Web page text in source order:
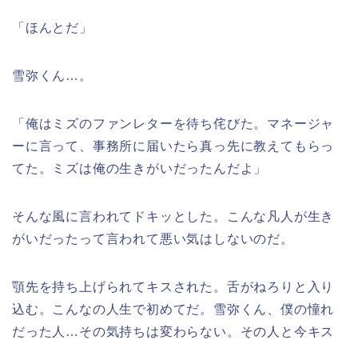
「ほんとだ」
雪弥くん…。
「俺はミズのファンレターを待ち侘びた。マネージャ
ーに言って、事務所に届いたら真っ先に教えてもらっ
てた。ミズは俺の生きがいだったんだよ」
そんな風に言われてドキッとした。こんな凡人が生き
がいだったって言われて悪い気はしないのだ。
顎先を持ち上げられてキスされた。舌がねろりと入り
込む。こんなの人生で初めてだ。雪弥くん、僕の憧れ
だった人…その気持ちは変わらない。その人と今キス